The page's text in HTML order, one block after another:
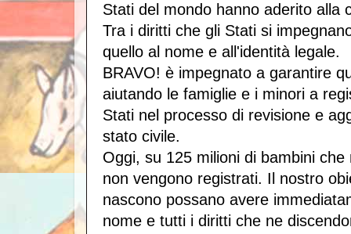
Stati del mondo hanno aderito alla
Tra i diritti che gli Stati si
quello al nome e all'identità legale.
BRAVO! è impegnato a garantire
aiutando le famiglie e i minori a
Stati nel processo di revisione e
stato civile.
Oggi, su 125 milioni di bambini
non vengono registrati. Il nostro
nascono possano avere
nome e tutti i diritti che ne